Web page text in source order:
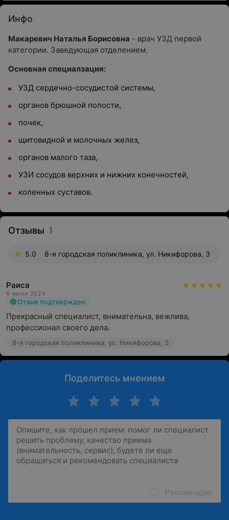
Инфо
Макаревич Наталья Борисовна - врач УЗД первой
категории. Заведующая отделением.
Основная специалзация:
УЗД сердечно-сосудистой системы,
органов брюшной полости,
почек,
щитовидной и молочных желез,
органов малого таза,
УЗИ сосудов верхних и нижних конечностей,
коленных суставов.
Отзывы 1
5.0 8-я городская поликлиника, ул. Никифорова, 3
Раиса
6 июня 2024
Отзыв подтвержден
Прекрасный специалист, внимательна, вежлива,
профессионал своего дела.
8-я городская поликлиника, ул. Никифорова, 3
Поделитесь мнением
Рекомендую